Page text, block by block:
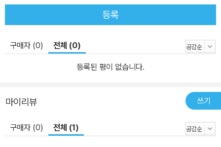
등록
구매자 (0) 전체 (0)
등록된 평이 없습니다.
마이리뷰 쓰기
구매자 (0) 전체 (1)